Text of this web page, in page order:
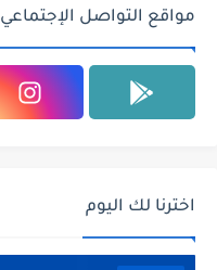
مواقع التواصل الإجتماعي
اخترنا لك اليوم